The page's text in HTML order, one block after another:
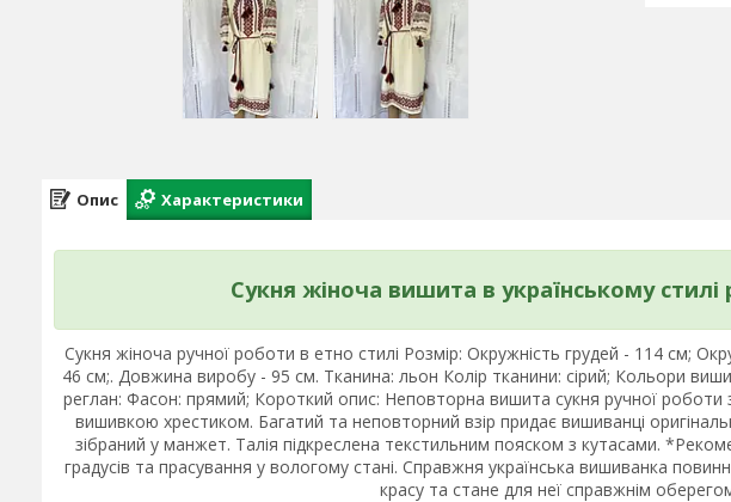
Опис Характеристики
Сукня жіноча вишита в українському стилі
Сукня жіноча ручної роботи в етно стилі Розмір: Окружність грудей - 114 см;
46 см;. Довжина виробу - 95 см. Тканина: льон Колір тканини: сірий; Кольори
реглан: Фасон: прямий; Короткий опис: Неповторна вишита сукня ручної
вишивкою хрестиком. Багатий та неповторний взір придає вишиванці
зібраний у манжет. Талія підкреслена текстильним пояском з кутасами.
градусів та прасування у вологому стані. Справжня українська вишиванка
красу та стане для неї справжнім